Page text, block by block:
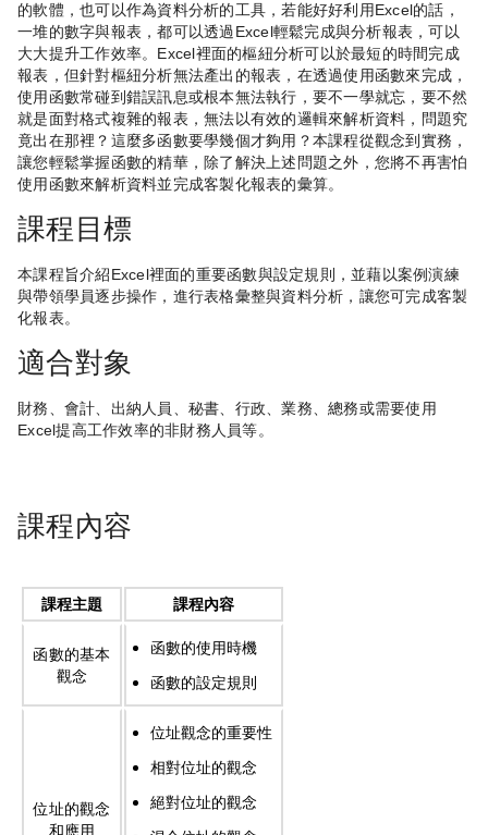
的軟體，也可以作為資料分析的工具，若能好好利用Excel的話，
一堆的數字與報表，都可以透過Excel輕鬆完成與分析報表，可以
大大提升工作效率。Excel裡面的樞紐分析可以於最短的時間完成
報表，但針對樞紐分析無法產出的報表，在透過使用函數來完成，
使用函數常碰到錯誤訊息或根本無法執行，要不一學就忘，要不然
就是面對格式複雜的報表，無法以有效的邏輯來解析資料，問題究
竟出在那裡？這麼多函數要學幾個才夠用？本課程從觀念到實務，
讓您輕鬆掌握函數的精華，除了解決上述問題之外，您將不再害怕
使用函數來解析資料並完成客製化報表的彙算。
課程目標
本課程旨介紹Excel裡面的重要函數與設定規則，並藉以案例演練
與帶領學員逐步操作，進行表格彙整與資料分析，讓您可完成客製
化報表。
適合對象
財務、會計、出納人員、秘書、行政、業務、總務或需要使用
Excel提高工作效率的非財務人員等。
課程內容
課程主題 課程內容
函數的基本
觀念
函數的使用時機
函數的設定規則
位址的觀念
和應用
位址觀念的重要性
相對位址的觀念
絕對位址的觀念